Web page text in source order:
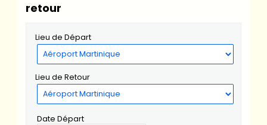
retour
Lieu de Départ
Lieu de Retour
Date Départ